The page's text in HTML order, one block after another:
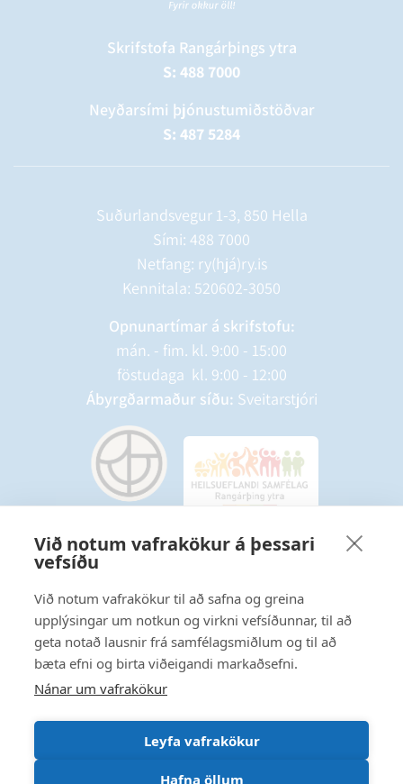
Við notum vafrakökur á þessari
vefsíðu
Við notum vafrakökur til að safna og greina
upplýsingar um notkun og virkni vefsíðunnar, til að
geta notað lausnir frá samfélagsmiðlum og til að
bæta efni og birta viðeigandi markaðsefni.
Nánar um vafrakökur
Leyfa vafrakökur
Hafna öllum
Skrifstofa Rangárþings ytra
S: 488 7000
Neyðarsími þjónustumiðstöðvar
S: 487 5284
Suðurlandsvegur 1-3, 850 Hella
Sími: 488 7000
Netfang: ry(hjá)ry.is
Kennitala: 520602-3050
Opnunartímar á skrifstofu:
mán. - fim. kl. 9:00 - 15:00
föstudaga kl. 9:00 - 12:00
Ábyrgðarmaður síðu: Sveitarstjóri
Starfsmannavefur
Hafðu samband
Ritstjórnarstefna
Fylgstu með á Facebook